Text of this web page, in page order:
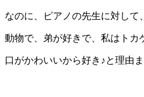
なのに、ピアノの先生に対して
動物で、弟が好きで、私はトカ
口がかわいいから好き♪と理由